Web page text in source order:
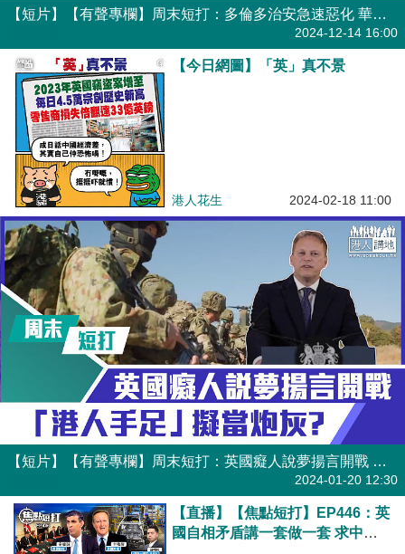
【短片】【有聲專欄】周末短打：多倫多治安急速惡化 華人成目標人心惶惶
2024-12-14 16:00
【今日網圖】「英」真不景
港人花生 2024-02-18 11:00
【短片】【有聲專欄】周末短打：英國癡人說夢揚言開戰 「港人手足」擬當炮灰?
2024-01-20 12:30
【直播】【焦點短打】EP446：英
國自相矛盾講一套做一套 求中資